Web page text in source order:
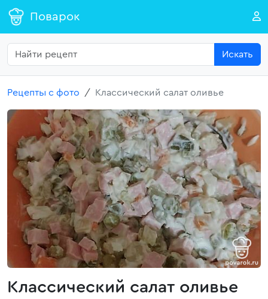
Поварок
Искать
Рецепты с фото Классический салат оливье
Классический салат оливье